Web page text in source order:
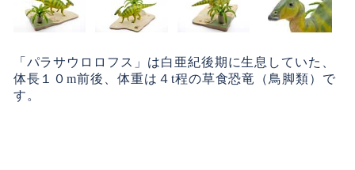
「パラサウロロフス」は白亜紀後期に生息していた、
体長１０m前後、体重は４t程の草食恐竜（鳥脚類）で
す。